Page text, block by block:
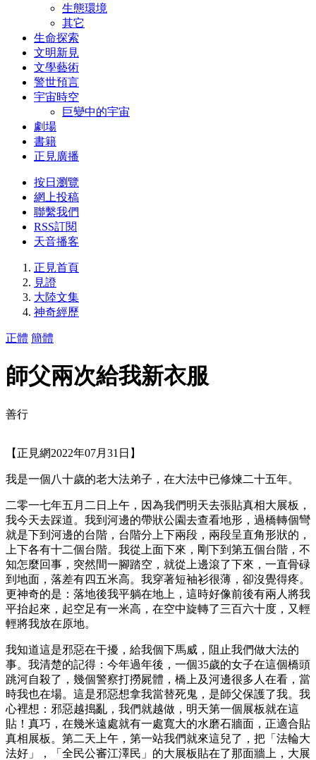
生態環境
其它
生命探索
文明新見
文學藝術
警世預言
宇宙時空
巨變中的宇宙
劇場
書籍
正見廣播
按日瀏覽
網上投稿
聯繫我們
RSS訂閱
天音播客
正見首頁
見證
大陸文集
神奇經歷
正體 簡體
師父兩次給我新衣服
善行
【正見網2022年07月31日】
我是一個八十歲的老大法弟子，在大法中已修煉二十五年。
二零一七年五月二日上午，因為我們明天去張貼真相大展板，
我今天去踩道。我到河邊的帶狀公園去查看地形，過橋轉個彎
就是下到河邊的台階，台階分上下兩段，兩段呈直角形狀的，
上下各有十二個台階。我從上面下來，剛下到第五個台階，不
知怎麼回事，突然間一腳踏空，就從上邊滾了下來，一直骨碌
到地面，落差有四五米高。我穿著短袖衫很薄，卻沒覺得疼。
更神奇的是：落地後我平躺在地上，這時好像前後有兩人將我
平抬起來，起空足有一米高，在空中旋轉了三百六十度，又輕
輕將我放在原地。
我知道這是邪惡在干擾，給我個下馬威，阻止我們做大法的
事。我清楚的記得：今年過年後，一個35歲的女子在這個橋頭
跳河自殺了，幾個警察打撈屍體，橋上及河邊很多人在看，當
時我也在場。這是邪惡想拿我當替死鬼，是師父保護了我。我
心裡想：邪惡越搗亂，我們就越做，明天第一個展板就在這
貼！真巧，在幾米遠處就有一處寬大的水磨石牆面，正適合貼
真相展板。第二天上午，第一站我們就來這兒了，把「法輪大
法好」，「全民公審江澤民」的大展板貼在了那面牆上，大展